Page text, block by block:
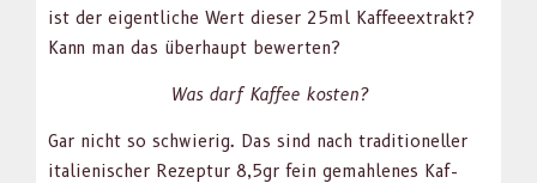
ist der eigentliche Wert dieser 25ml Kaf­fee­ex­trakt?
Kann man das über­haupt bew­erten?
Was darf Kaf­fee kosten?
Gar nicht so schwierig. Das sind nach tra­di­tioneller
ital­ienis­ch­er Rezep­tur 8,5gr fein gemahlenes Kaf­